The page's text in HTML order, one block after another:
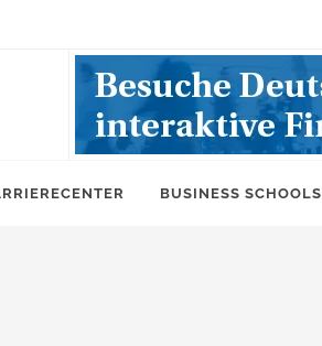
BUSINESS SCHOOLS